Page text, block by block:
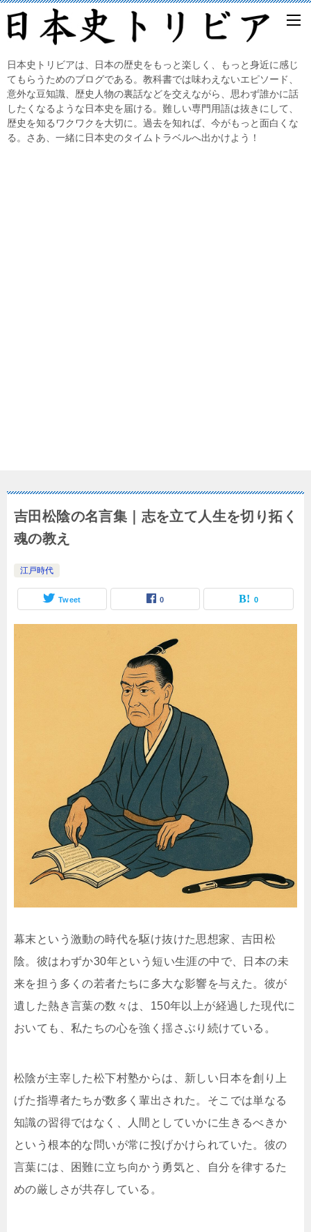
日本史トリビアは、日本の歴史をもっと楽しく、もっと身近に感じ
てもらうためのブログである。教科書では味わえないエピソード、
意外な豆知識、歴史人物の裏話などを交えながら、思わず誰かに話
したくなるような日本史を届ける。難しい専門用語は抜きにして、
歴史を知るワクワクを大切に。過去を知れば、今がもっと面白くな
る。さあ、一緒に日本史のタイムトラベルへ出かけよう！
吉田松陰の名言集｜志を立て人生を切り拓く
魂の教え
江戸時代
Tweet 0 0
幕末という激動の時代を駆け抜けた思想家、吉田松
陰。彼はわずか30年という短い生涯の中で、日本の未
来を担う多くの若者たちに多大な影響を与えた。彼が
遺した熱き言葉の数々は、150年以上が経過した現代に
おいても、私たちの心を強く揺さぶり続けている。
松陰が主宰した松下村塾からは、新しい日本を創り上
げた指導者たちが数多く輩出された。そこでは単なる
知識の習得ではなく、人間としていかに生きるべきか
という根本的な問いが常に投げかけられていた。彼の
言葉には、困難に立ち向かう勇気と、自分を律するた
めの厳しさが共存している。